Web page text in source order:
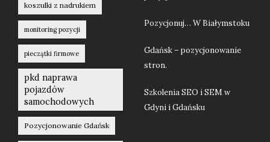
koszulki z nadrukiem
monitoring pozycji
pieczątki firmowe
pkd naprawa
pojazdów
samochodowych
Pozycjonowanie Gdańsk
Pozycjonuj… W Białymstoku
Gdańsk – pozycjonowanie
stron.
Szkolenia SEO i SEM w
Gdyni i Gdańsku